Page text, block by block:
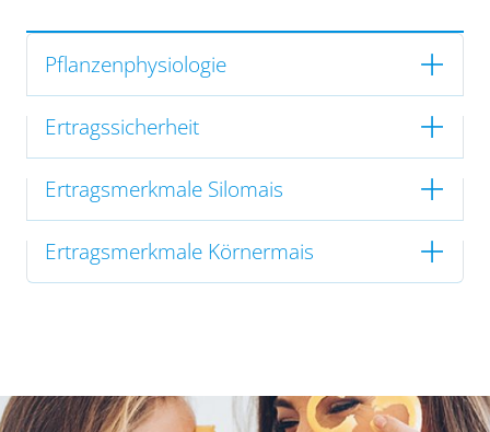
Pflanzenphysiologie
Ertragssicherheit
Ertragsmerkmale Silomais
Ertragsmerkmale Körnermais